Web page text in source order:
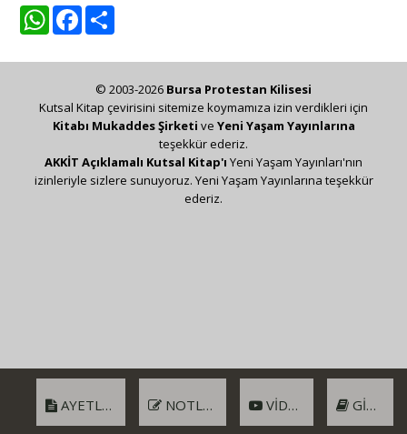
WhatsAppFacebook
AYETLER NOTLAR VIDEO GIRIŞ
© 2003-2026 Bursa Protestan Kilisesi
Kutsal Kitap çevirisini sitemize koymamıza izin verdikleri için
Kitabı Mukaddes Şirketi ve Yeni Yaşam Yayınlarına
teşekkür ederiz.
AKKİT Açıklamalı Kutsal Kitap'ı Yeni Yaşam Yayınları'nın
izinleriyle sizlere sunuyoruz. Yeni Yaşam Yayınlarına teşekkür
ederiz.